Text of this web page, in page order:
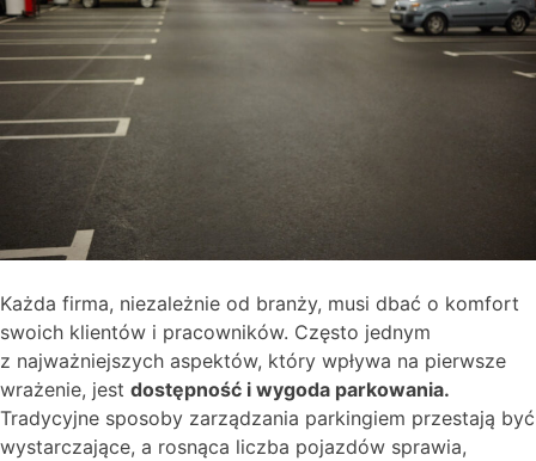
Każda firma, niezależnie od branży, musi dbać o komfort
swoich klientów i pracowników. Często jednym
z najważniejszych aspektów, który wpływa na pierwsze
wrażenie, jest dostępność i wygoda parkowania.
Tradycyjne sposoby zarządzania parkingiem przestają być
wystarczające, a rosnąca liczba pojazdów sprawia,